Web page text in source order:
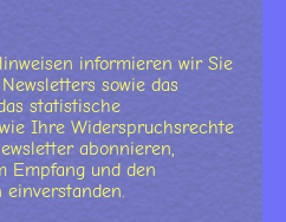
informieren wir Sie
sowie das
statistische
Ihre Widerspruchsrechte
abonnieren,
Empfang und den
einverstanden.